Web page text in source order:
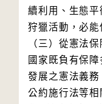
續利用、生態
狩獵活動，必能
（三）從憲法
國家既負有保
發展之憲法義
公約施行法等